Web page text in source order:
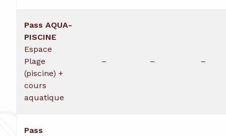
Pass AQUA-
PISCINE
Espace
Plage
(piscine) +
cours
aquatique
– – –
Pass